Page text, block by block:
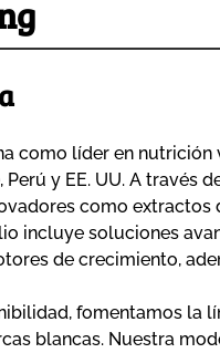
como líder en
Perú y EE. UU. A través
como extractos
incluye soluciones
de crecimiento,
fomentamos la
blancas. Nuestra